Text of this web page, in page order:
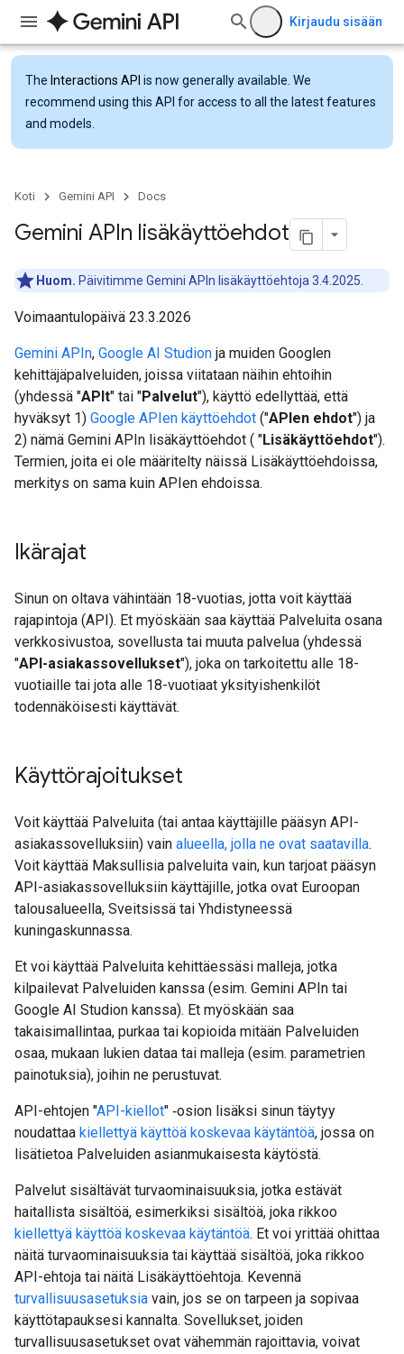
Kirjaudu sisään
The Interactions API is now generally available. We
recommend using this API for access to all the latest features
and models.
Koti Gemini API Docs
Gemini APIn lisäkäyttöehdot
Huom. Päivitimme Gemini APIn lisäkäyttöehtoja 3.4.2025.
Voimaantulopäivä 23.3.2026
Gemini APIn, Google AI Studion ja muiden Googlen
kehittäjäpalveluiden, joissa viitataan näihin ehtoihin
(yhdessä "APIt" tai "Palvelut"), käyttö edellyttää, että
hyväksyt 1) Google APIen käyttöehdot ("APIen ehdot") ja
2) nämä Gemini APIn lisäkäyttöehdot ( "Lisäkäyttöehdot").
Termien, joita ei ole määritelty näissä Lisäkäyttöehdoissa,
merkitys on sama kuin APIen ehdoissa.
Ikärajat
Sinun on oltava vähintään 18-vuotias, jotta voit käyttää
rajapintoja (API). Et myöskään saa käyttää Palveluita osana
verkkosivustoa, sovellusta tai muuta palvelua (yhdessä
"API-asiakassovellukset"), joka on tarkoitettu alle 18-
vuotiaille tai jota alle 18-vuotiaat yksityishenkilöt
todennäköisesti käyttävät.
Käyttörajoitukset
Voit käyttää Palveluita (tai antaa käyttäjille pääsyn API-
asiakassovelluksiin) vain alueella, jolla ne ovat saatavilla.
Voit käyttää Maksullisia palveluita vain, kun tarjoat pääsyn
API-asiakassovelluksiin käyttäjille, jotka ovat Euroopan
talousalueella, Sveitsissä tai Yhdistyneessä
kuningaskunnassa.
Et voi käyttää Palveluita kehittäessäsi malleja, jotka
kilpailevat Palveluiden kanssa (esim. Gemini APIn tai
Google AI Studion kanssa). Et myöskään saa
takaisimallintaa, purkaa tai kopioida mitään Palveluiden
osaa, mukaan lukien dataa tai malleja (esim. parametrien
painotuksia), joihin ne perustuvat.
API-ehtojen "API-kiellot" ‑osion lisäksi sinun täytyy
noudattaa kiellettyä käyttöä koskevaa käytäntöä, jossa on
lisätietoa Palveluiden asianmukaisesta käytöstä.
Palvelut sisältävät turvaominaisuuksia, jotka estävät
haitallista sisältöä, esimerkiksi sisältöä, joka rikkoo
kiellettyä käyttöä koskevaa käytäntöä. Et voi yrittää ohittaa
näitä turvaominaisuuksia tai käyttää sisältöä, joka rikkoo
API-ehtoja tai näitä Lisäkäyttöehtoja. Kevennä
turvallisuusasetuksia vain, jos se on tarpeen ja sopivaa
käyttötapauksesi kannalta. Sovellukset, joiden
turvallisuusasetukset ovat vähemmän rajoittavia, voivat